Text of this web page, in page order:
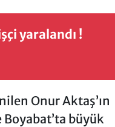
yaralandı !
Onur Aktaş’ın
büyük